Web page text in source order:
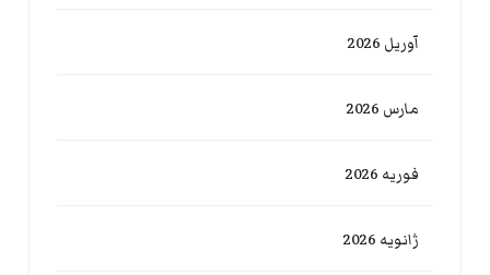
آوریل 2026
مارس 2026
فوریه 2026
ژانویه 2026